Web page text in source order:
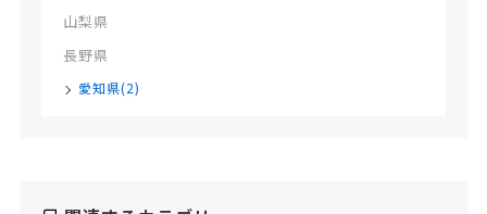
山梨県
長野県
愛知県(2)